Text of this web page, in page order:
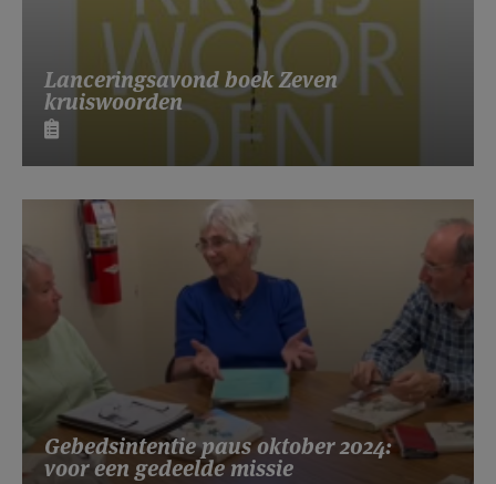
Lanceringsavond boek Zeven
kruiswoorden
Gebedsintentie paus oktober 2024:
voor een gedeelde missie